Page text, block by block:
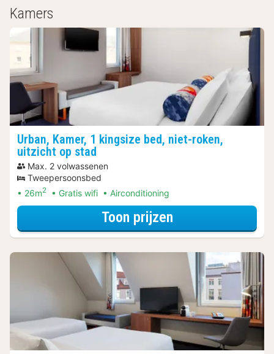
Kamers
Urban, Kamer, 1 kingsize bed, niet-roken,
uitzicht op stad
Max. 2 volwassenen
Tweepersoonsbed
26m2 Gratis wifi Airconditioning
Toon prijzenvoor City Card